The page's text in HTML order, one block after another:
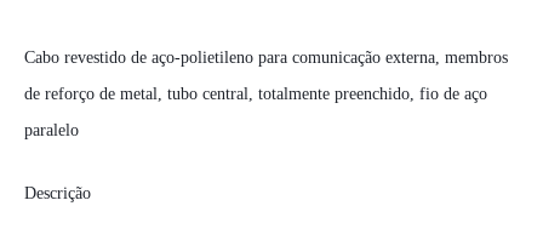
Cabo revestido de aço-polietileno para comunicação externa, membros
de reforço de metal, tubo central, totalmente preenchido, fio de aço
paralelo
Descrição